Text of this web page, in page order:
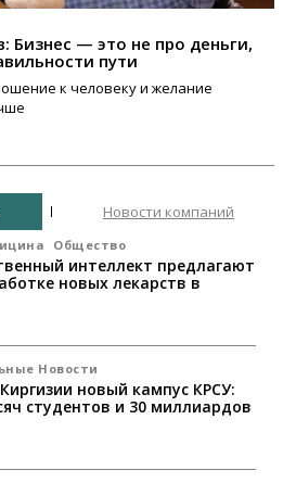
Бизнес — это не про деньги,
пути
к человеку и желание
Новости компаний
Общество
интеллект предлагают
новых лекарств в
Новости
новый кампус КРСУ:
студентов и 30 миллиардов